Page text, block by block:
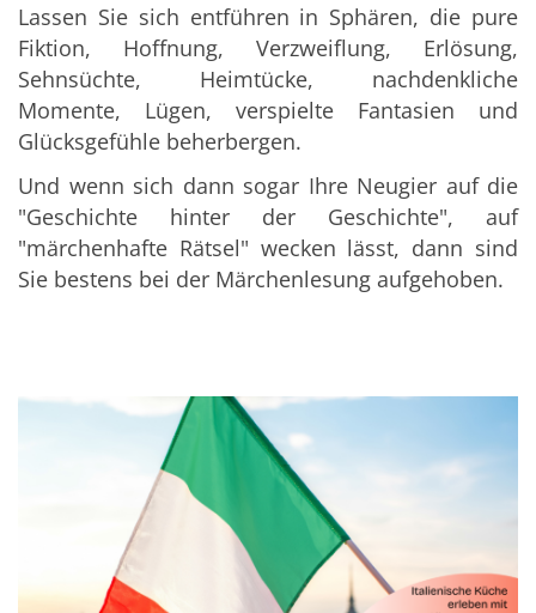
Lassen Sie sich entführen in Sphären, die pure
Fiktion, Hoffnung, Verzweiflung, Erlösung,
Sehnsüchte, Heimtücke, nachdenkliche
Momente, Lügen, verspielte Fantasien und
Glücksgefühle beherbergen.
Und wenn sich dann sogar Ihre Neugier auf die
"Geschichte hinter der Geschichte", auf
"märchenhafte Rätsel" wecken lässt, dann sind
Sie bestens bei der Märchenlesung aufgehoben.